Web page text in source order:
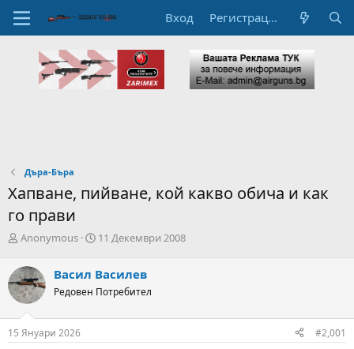
Вход Регистрация
Дъра-Бъра
Хапване, пийване, кой какво обича и как
го прави
А
т
о
р
н
а
т
Anonymous
Н
а
л
а
11 Декември 2008
Васил Василев
Редовен Потребител
15 Януари 2026 #2,001